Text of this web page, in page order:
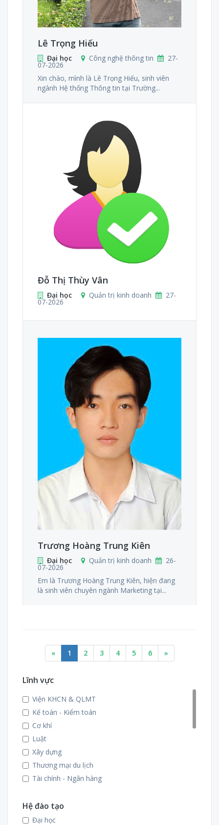
Lê Trọng Hiếu
Đại học Công nghệ thông tin 27-
07-2026
Xin chào, mình là Lê Trọng Hiếu, sinh viên
ngành Hệ thống Thông tin tại Trường...
Đỗ Thị Thùy Vân
Đại học Quản trị kinh doanh 27-
07-2026
Trương Hoàng Trung Kiên
Đại học Quản trị kinh doanh 26-
07-2026
Em là Trương Hoàng Trung Kiên, hiện đang
là sinh viên chuyên ngành Marketing tại...
« 1 2 3 4 5 6 »
Lĩnh vực
Viện KHCN & QLMT
Kế toán - Kiểm toán
Cơ khí
Luật
Xây dựng
Thương mại du lịch
Tài chính - Ngân hàng
Hoá học
May - Thời trang
Hệ đào tạo
Đại học